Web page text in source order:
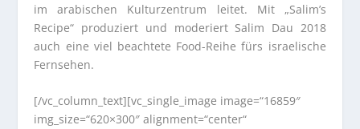
im arabischen Kulturzentrum leitet. Mit „Salim’s
Recipe“ produziert und moderiert Salim Dau 2018
auch eine viel beachtete Food-Reihe fürs israelische
Fernsehen.
[/vc_column_text][vc_single_image image=“16859″
img_size=“620×300″ alignment=“center“